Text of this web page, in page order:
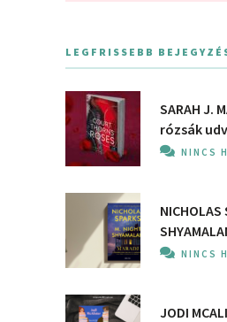
LEGFRISSEBB
SARAH J.
rózsák
NINCS
NICHOLAS
NINCS
JODI